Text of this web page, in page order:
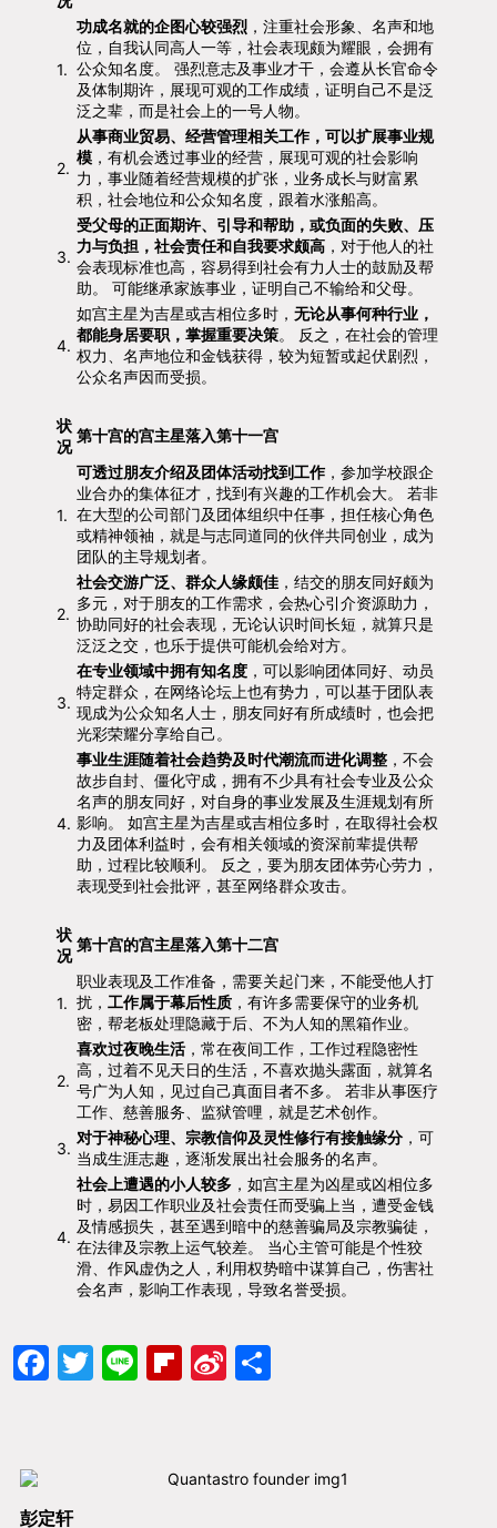
1.
功成名就的企图心较强烈 ，注重社会形象、名声和地
位，自我认同高人一等，社会表现颇为耀眼，会拥有
公众知名度。 强烈意志及事业才干，会遵从长官命令
及体制期许，展现可观的工作成绩，证明自己不是泛
泛之辈，而是社会上的一号人物。
2.
从事商业贸易、经营管理相关工作，可以扩展事业规
模 ，有机会透过事业的经营，展现可观的社会影响
力，事业随着经营规模的扩张，业务成长与财富累
积，社会地位和公众知名度，跟着水涨船高。
3.
受父母的正面期许、引导和帮助，或负面的失败、压
力与负担，社会责任和自我要求颇高 ，对于他人的社
会表现标准也高，容易得到社会有力人士的鼓励及帮
助。 可能继承家族事业，证明自己不输给和父母。
4.
如宫主星为吉星或吉相位多时， 无论从事何种行业，
都能身居要职，掌握重要决策。 反之，在社会的管理
权力、名声地位和金钱获得，较为短暂或起伏剧烈，
公众名声因而受损。
状
况
第十宫的宫主星落入第十一宫
1.
可透过朋友介绍及团体活动找到工作 ，参加学校跟企
业合办的集体征才，找到有兴趣的工作机会大。 若非
在大型的公司部门及团体组织中任事，担任核心角色
或精神领袖，就是与志同道同的伙伴共同创业，成为
团队的主导规划者。
2.
社会交游广泛、群众人缘颇佳 ，结交的朋友同好颇为
多元，对于朋友的工作需求，会热心引介资源助力，
协助同好的社会表现，无论认识时间长短，就算只是
泛泛之交，也乐于提供可能机会给对方。
3.
在专业领域中拥有知名度 ，可以影响团体同好、动员
特定群众，在网络论坛上也有势力，可以基于团队表
现成为公众知名人士，朋友同好有所成绩时，也会把
光彩荣耀分享给自己。
4.
事业生涯随着社会趋势及时代潮流而进化调整 ，不会
故步自封、僵化守成，拥有不少具有社会专业及公众
名声的朋友同好，对自身的事业发展及生涯规划有所
影响。 如宫主星为吉星或吉相位多时，在取得社会权
力及团体利益时，会有相关领域的资深前辈提供帮
助，过程比较顺利。 反之，要为朋友团体劳心劳力，
表现受到社会批评，甚至网络群众攻击。
状
况
第十宫的宫主星落入第十二宫
1.
职业表现及工作准备，需要关起门来，不能受他人打
扰， 工作属于幕后性质 ，有许多需要保守的业务机
密，帮老板处理隐藏于后、不为人知的黑箱作业。
2.
喜欢过夜晚生活 ，常在夜间工作，工作过程隐密性
高，过着不见天日的生活，不喜欢抛头露面，就算名
号广为人知，见过自己真面目者不多。 若非从事医疗
工作、慈善服务、监狱管哩，就是艺术创作。
3.
对于神秘心理、宗教信仰及灵性修行有接触缘分 ，可
当成生涯志趣，逐渐发展出社会服务的名声。
4.
社会上遭遇的小人较多 ，如宫主星为凶星或凶相位多
时，易因工作职业及社会责任而受骗上当，遭受金钱
及情感损失，甚至遇到暗中的慈善骗局及宗教骗徒，
在法律及宗教上运气较差。 当心主管可能是个性狡
滑、作风虚伪之人，利用权势暗中谋算自己，伤害社
会名声，影响工作表现，导致名誉受损。
Facebook
Twitter
LineFlipboard
Sina
彭定轩